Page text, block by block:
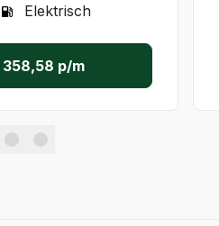
Elektrisch
358,58 p/m